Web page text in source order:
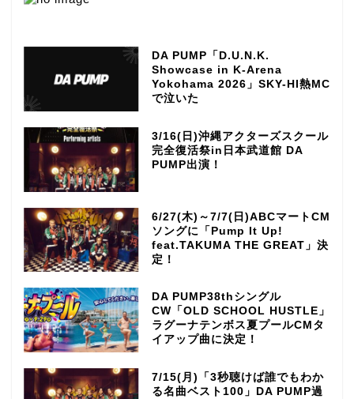
DA PUMP「D.U.N.K.
Showcase in K-Arena
Yokohama 2026」SKY-HI熱MC
で泣いた
3/16(日)沖縄アクターズスクール
完全復活祭in日本武道館 DA
PUMP出演！
6/27(木)～7/7(日)ABCマートCM
ソングに「Pump It Up!
feat.TAKUMA THE GREAT」決
定！
DA PUMP38thシングル
CW「OLD SCHOOL HUSTLE」
ラグーナテンボス夏プールCMタ
イアップ曲に決定！
7/15(月)「3秒聴けば誰でもわか
る名曲ベスト100」DA PUMP過